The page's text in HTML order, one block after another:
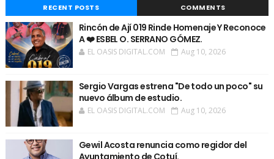
RECENT POSTS COMMENTS
Rincón de Ají 019 Rinde Homenaje Y Reconoce
A ❤️ ESBEL O. SERRANO GÓMEZ.
EL OASIS DIGITAL.COM Aug 10, 2026
Sergio Vargas estrena "De todo un poco" su
nuevo álbum de estudio.
EL OASIS DIGITAL.COM Aug 10, 2026
Gewil Acosta renuncia como regidor del